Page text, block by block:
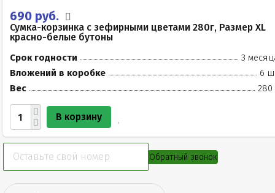
690 руб.
Сумка-корзинка с зефирными цветами 280г, Размер XL
красно-белые бутоны
Срок годности
3
Вложений в коробке
6
Вес
280
В корзину
Обратный звонок